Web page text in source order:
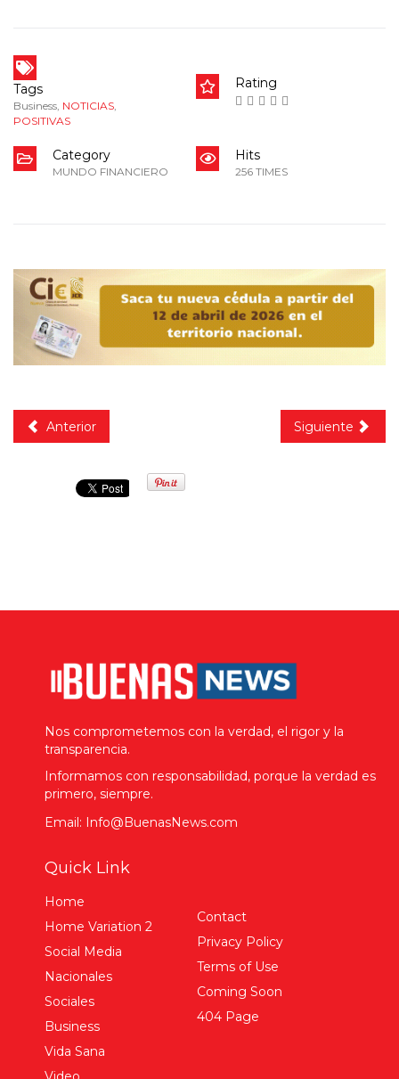
Tags
Business NOTICIAS
POSITIVAS
Rating
Category
MUNDO FINANCIERO
Hits
256 TIMES
Anterior Siguiente
Nos comprometemos con la verdad, el rigor y la
transparencia.
Informamos con responsabilidad, porque la verdad es
primero, siempre.
Email: Info@BuenasNews.com
Quick Link
Home
Home Variation 2
Social Media
Nacionales
Sociales
Business
Vida Sana
Contact
Privacy Policy
Terms of Use
Coming Soon
404 Page